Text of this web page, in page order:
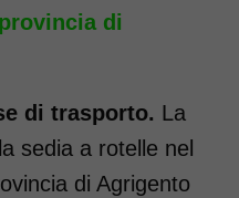
rotelle seduta
con pedane
di
di trasporto. La
sedia a rotelle nel
di Agrigento